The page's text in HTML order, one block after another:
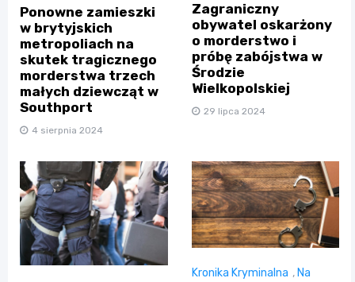
Ponowne zamieszki
w brytyjskich
metropoliach na
skutek tragicznego
morderstwa trzech
małych dziewcząt w
Southport
4 sierpnia 2024
Zagraniczny
obywatel oskarżony
o morderstwo i
próbę zabójstwa w
Środzie
Wielkopolskiej
29 lipca 2024
Kronika Kryminalna , Na